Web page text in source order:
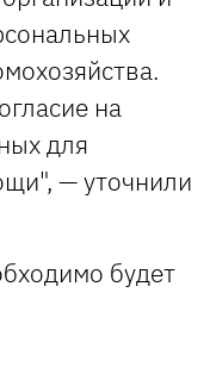
на
для
— уточнили
будет